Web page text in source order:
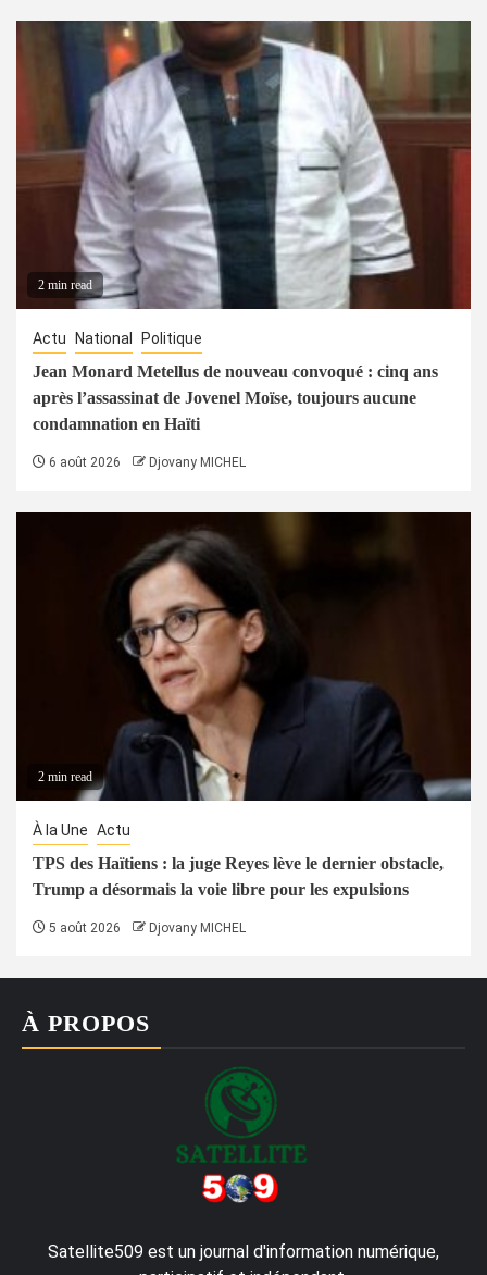
2 min read
Actu National Politique
Jean Monard Metellus de nouveau convoqué : cinq ans
après l’assassinat de Jovenel Moïse, toujours aucune
condamnation en Haïti
6 août 2026 Djovany MICHEL
2 min read
À la Une Actu
TPS des Haïtiens : la juge Reyes lève le dernier obstacle,
Trump a désormais la voie libre pour les expulsions
5 août 2026 Djovany MICHEL
À PROPOS
Satellite509 est un journal d'information numérique,